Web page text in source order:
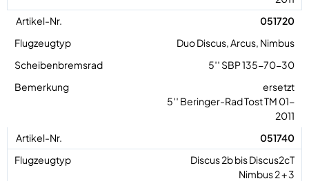
051720
Duo Discus, Arcus, Nimbus
5′′ SBP 135-70-30
ersetzt
5′′ Beringer-Rad Tost TM 01-
2011
051740
Discus 2b bis Discus2cT
Nimbus 2 + 3